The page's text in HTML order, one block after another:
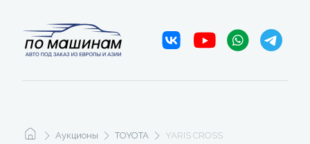
Аукционы TOYOTA YARIS CROSS